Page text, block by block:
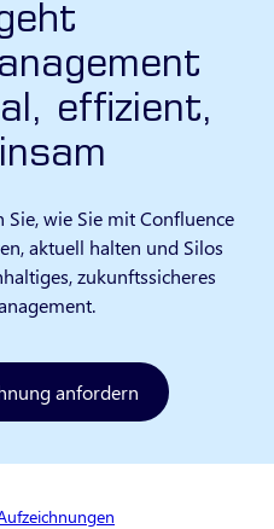
effizient,
wie Sie mit Confluence
aktuell halten und Silos
zukunftssicheres
anfordern